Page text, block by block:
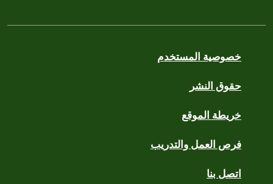
خصوصية المستخدم
حقوق النشر
خريطة الموقع
فرص العمل والتدريب
اتصل بنا